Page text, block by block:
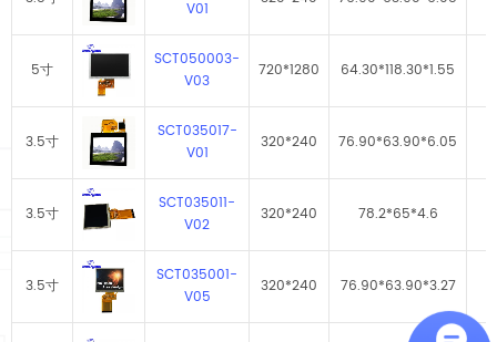
V01
5寸
SCT050003-
V03
720*1280 64.30*118.30*1.55
3.5寸
SCT035017-
V01
320*240 76.90*63.90*6.05
3.5寸
SCT035011-
V02
320*240 78.2*65*4.6
3.5寸
SCT035001-
V05
320*240 76.90*63.90*3.27